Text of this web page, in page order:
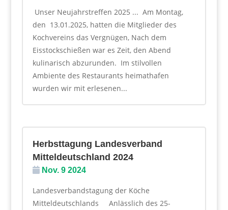
Unser Neujahrstreffen 2025 ... ​ Am Montag,
den 13.01.2025, hatten die Mitglieder des
Kochvereins das Vergnügen, Nach dem
Eisstockschießen war es Zeit, den Abend
kulinarisch abzurunden. Im stilvollen
Ambiente des Restaurants heimathafen
wurden wir mit erlesenen...
Herbsttagung Landesverband
Mitteldeutschland 2024
Nov. 9 2024
Landesverbandstagung der Köche
Mitteldeutschlands ​ Anlässlich des 25-